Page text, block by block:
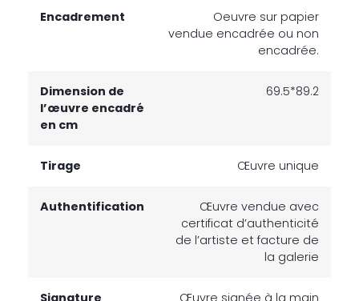
Encadrement
Oeuvre sur papier
vendue encadrée ou non
encadrée.
Dimension de
l’œuvre encadré
en cm
69.5*89.2
Tirage Œuvre unique
Authentification
Œuvre vendue avec
certificat d’authenticité
de l’artiste et facture de
la galerie